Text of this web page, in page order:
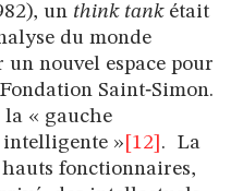
un think tank était
du monde
nouvel espace pour
Saint‑Simon.
la « gauche
» [12] . La
fonctionnaires,